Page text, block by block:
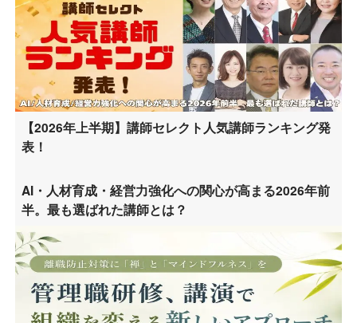
【2026年上半期】講師セレクト人気講師ランキング発
表！
AI・人材育成・経営力強化への関心が高まる2026年前
半。最も選ばれた講師とは？